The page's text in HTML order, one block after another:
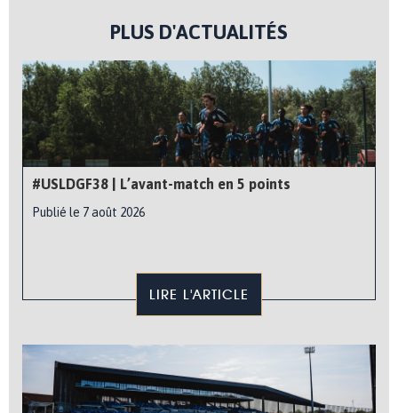
PLUS D'ACTUALITÉS
#USLDGF38 | L’avant-match en 5 points
Publié le 7 août 2026
LIRE L'ARTICLE